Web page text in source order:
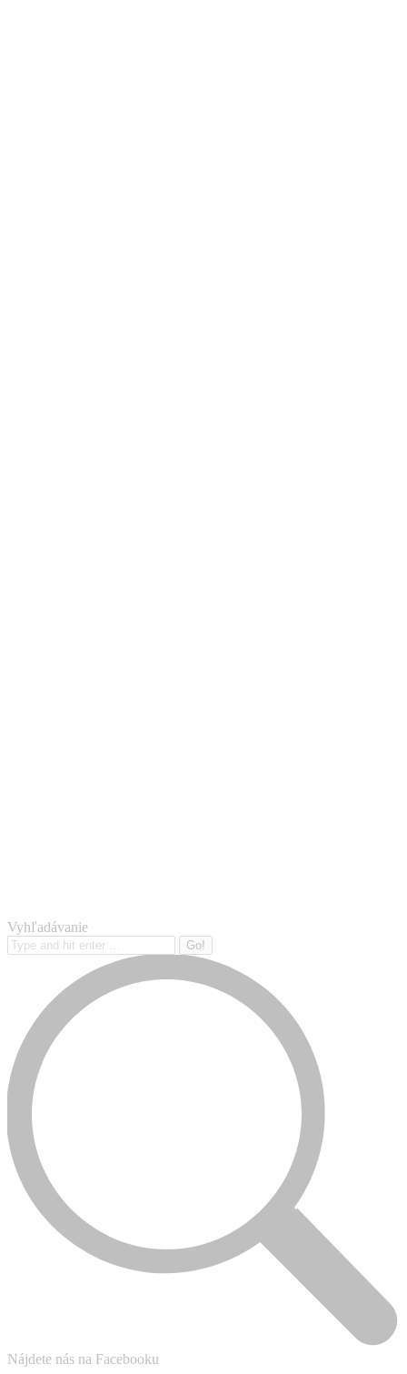
Vyhľadávanie
Search:
Nájdete nás na Facebooku